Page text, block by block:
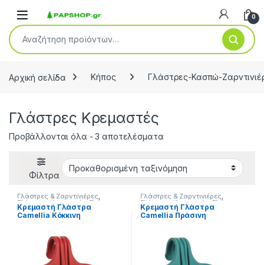
Open 0
Αναζήτηση για:
Αρχική σελίδα Κήπος Γλάστρες-Κασπώ-
Γλάστρες Κρεμαστές
Προβάλλονται όλα - 3 αποτελέσματα
Φίλτρα
Γλάστρες & Ζαρντινιέρες,
Γλάστρες Κρεμαστές Γλάστρες-
Κασπώ-Ζαρντινιέρες,Κήπος
Κρεμαστή Γλάστρα
Camellia Κόκκινη
Γλάστρες & Ζαρντινιέρες,
Γλάστρες Κρεμαστές Γλάστρες-
Κασπώ-Ζαρντινιέρες,Κήπος
Κρεμαστή Γλάστρα
Camellia Πράσινη